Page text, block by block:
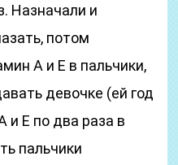
Назначали и
потом
А и Е в пальчики,
девочке (ей год
и Е по два раза в
пальчики